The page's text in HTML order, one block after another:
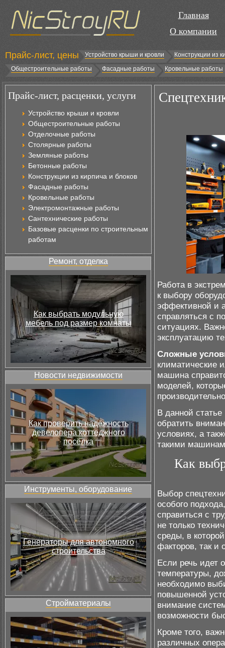
Главная
О компании
Прайс-лист, цены Устройство крыши и кровли
Конструкции из
Общестроительные работы
Фасадные работы Кровельные работы
Прайс-лист, расценки, услуги
Устройство крыши и кровли
Общестроительные работы
Отделочные работы
Столярные работы
Земляные работы
Бетонные работы
Конструкции из кирпича и блоков
Фасадные работы
Кровельные работы
Электромонтажные работы
Сантехнические работы
Базовые расценки по строительным
работам
Ремонт, отделка
Как выбрать модульную
мебель под размер комнаты
Новости недвижимости
Как проверить надёжность
девелопера коттеджного
посёлка
Инструменты, оборудование
Генераторы для автономного
строительства
Стройматериалы
Работа в
к выбору
эффективной и
справляться с
ситуациях.
эксплуатацию
Сложные
климатические
машина
моделей,
В данной
обратить
условиях, а
такими
Как
Выбор
особого
справиться с
не только
среды, в
факторов, так и
Если речь идет
температуры,
необходимо
повышенной
внимание
возможности
Кроме того,
различных